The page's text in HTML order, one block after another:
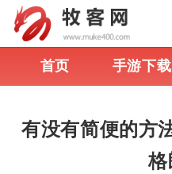
首页 手游下载
有没有简便的方
格